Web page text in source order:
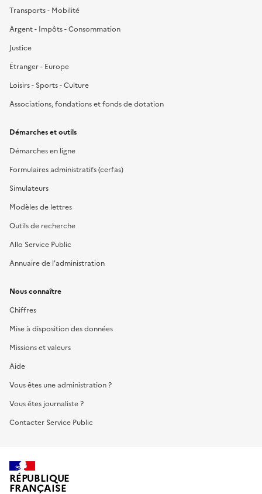
Transports - Mobilité
Argent - Impôts - Consommation
Justice
Étranger - Europe
Loisirs - Sports - Culture
Associations, fondations et fonds de dotation
Démarches et outils
Démarches en ligne
Formulaires administratifs (cerfas)
Simulateurs
Modèles de lettres
Outils de recherche
Allo Service Public
Annuaire de l'administration
Nous connaître
Chiffres
Mise à disposition des données
Missions et valeurs
Aide
Vous êtes une administration ?
Vous êtes journaliste ?
Contacter Service Public
RÉPUBLIQUE
FRANÇAISE